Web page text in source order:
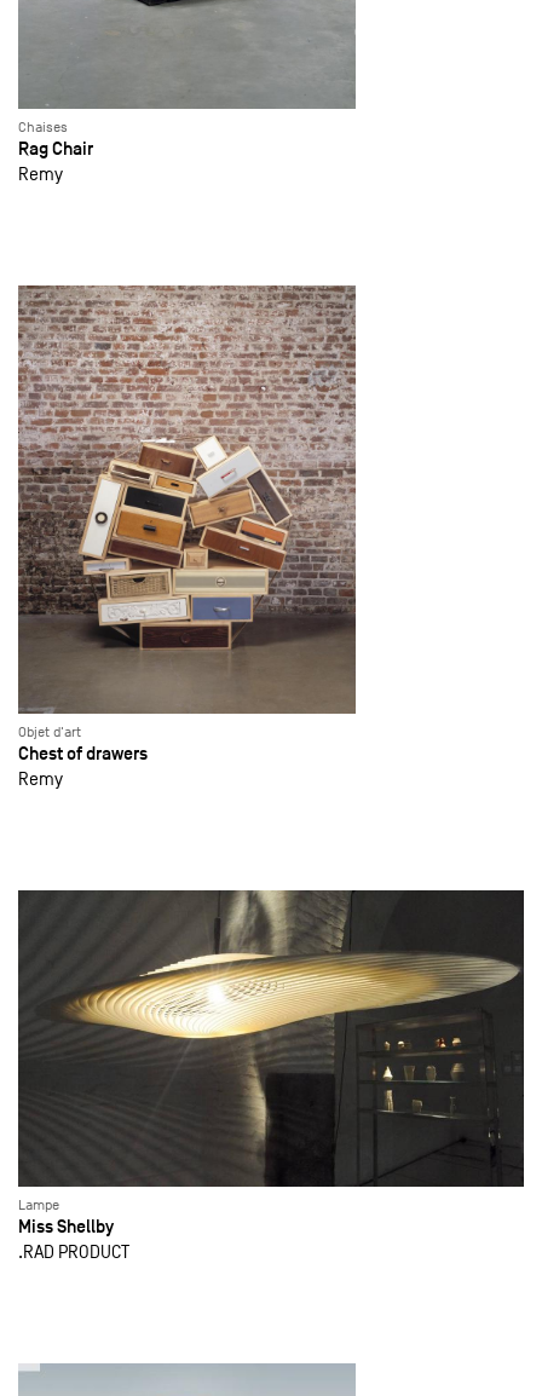
Chaises
Rag Chair
Remy
Objet d'art
Chest of drawers
Remy
Lampe
Miss Shellby
.RAD PRODUCT